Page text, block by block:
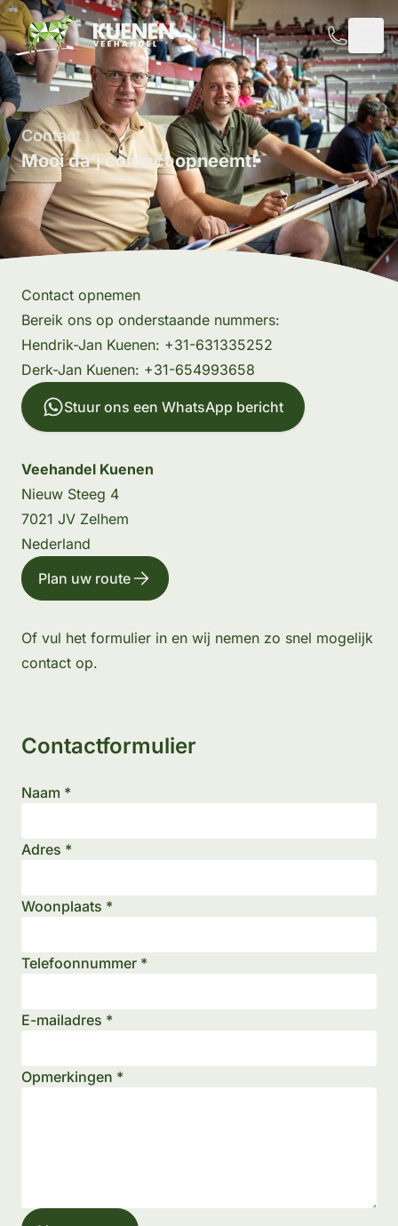
Phone
Contact
Mooi da’j contact opneemt!
Contact opnemen
Bereik ons op onderstaande nummers:
Hendrik-Jan Kuenen: +31-631335252
Derk-Jan Kuenen: +31-654993658
Stuur ons een WhatsApp bericht
Veehandel Kuenen
Nieuw Steeg 4
7021 JV Zelhem
Nederland
Plan uw route
Of vul het formulier in en wij nemen zo snel mogelijk
contact op.
Contactformulier
Naam *
Adres *
Woonplaats *
Telefoonnummer *
E-mailadres *
Opmerkingen *